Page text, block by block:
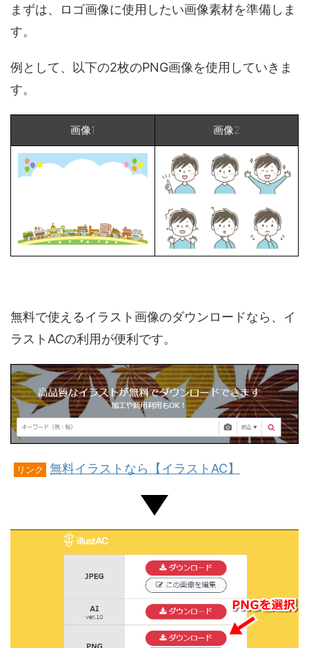
まずは、ロゴ画像に使用したい画像素材を準備しま
す。
例として、以下の2枚のPNG画像を使用していきま
す。
画像1 画像2
無料で使えるイラスト画像のダウンロードなら、イ
ラストACの利用が便利です。
リンク 無料イラストなら【イラストAC】